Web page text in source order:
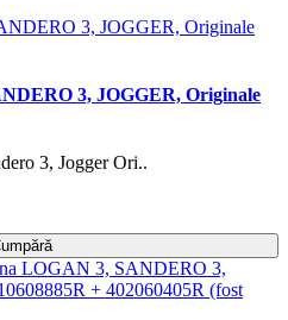
3, JOGGER, Originale
3, Jogger Ori..